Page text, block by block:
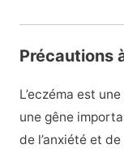
Précautions
L’eczéma est
une gêne
de l’anxiété et